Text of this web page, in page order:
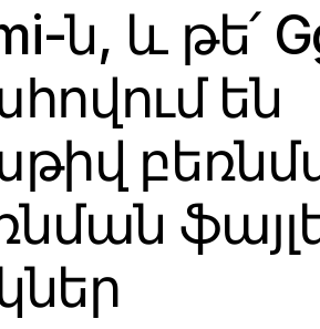
ն, և թե՛
են